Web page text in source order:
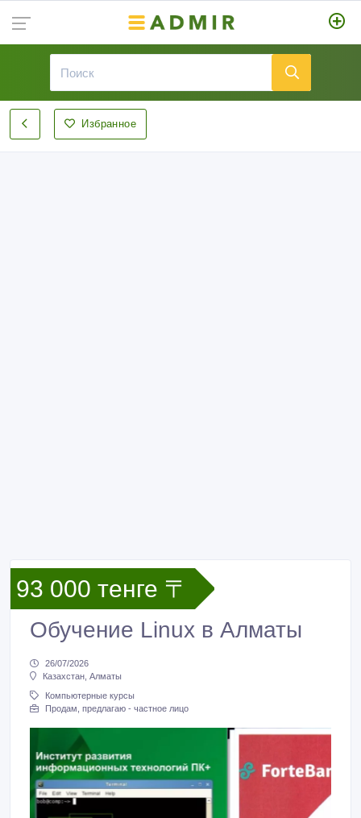
Избранное
93 000 тенге 〒
Обучение Linux в Алматы
26/07/2026
Казахстан, Алматы
Компьютерные курсы
Продам, предлагаю - частное лицо